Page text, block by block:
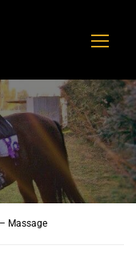
Massage